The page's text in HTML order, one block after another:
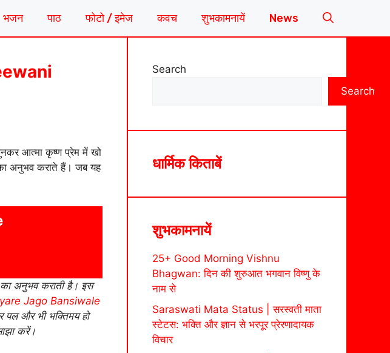
भजन पाठ फोटो / इमेज कवच शुभकामनायें News
आत्मा कृष्ण प्रेम में खो
अनुभव कराते हैं। जब यह
अनुभव कराती है। इस
Jago Bansiwale
पल और भी भक्तिमय हो
करें।
Search
Search
धार्मिक किताबें
शुभकामनायें
25+ Good Morning Vishnu
Bhagwan: दिन की शुरुआत भगवान विष्णु के
नाम से
Saraswati Mata Status | सरस्वती माता
स्टेटस: भक्ति और ज्ञान से भरपूर प्रेरणादायक
विचार